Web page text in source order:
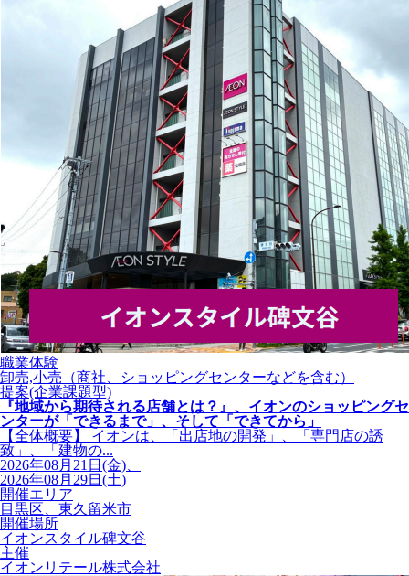
職業体験
卸売,小売（商社、ショッピングセンターなどを含む）
提案(企業課題型)
『地域から期待される店舗とは？』、イオンのショッピングセ
ンターが「できるまで」、そして「できてから」
【全体概要】 イオンは、「出店地の開発」、「専門店の誘
致」、「建物の...
2026年08月21日(金)、
2026年08月29日(土)
開催エリア
目黒区、東久留米市
開催場所
イオンスタイル碑文谷
主催
イオンリテール株式会社